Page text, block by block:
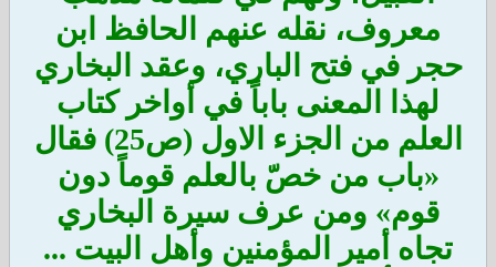
معروف، نقله عنهم الحافظ ابن
حجر في فتح الباري، وعقد البخاري
لهذا المعنى باباً في أواخر كتاب
العلم من الجزء الاول (ص25) فقال
«باب من خصّ بالعلم قوماً دون
قوم» ومن عرف سيرة البخاري
تجاه أمير المؤمنين وأهل البيت ...